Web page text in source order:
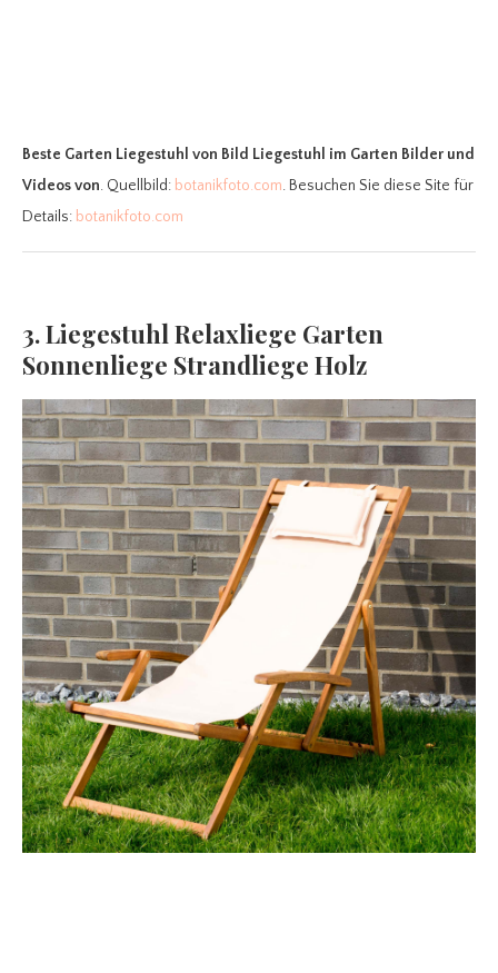
Beste Garten Liegestuhl von Bild Liegestuhl im Garten Bilder und
Videos von. Quellbild: botanikfoto.com. Besuchen Sie diese Site für
Details: botanikfoto.com
3. Liegestuhl Relaxliege Garten
Sonnenliege Strandliege Holz